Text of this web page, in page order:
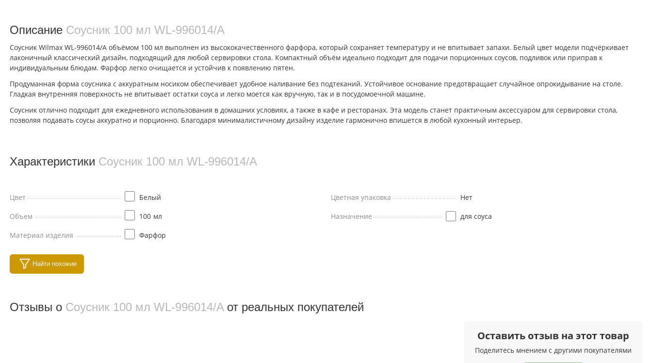
Описание Соусник 100 мл WL‑996014/A
Соусник Wilmax WL‑996014/A объёмом 100 мл выполнен из высококачественного фарфора, который сохраняет температуру и не впитывает запахи. Белый цвет модели подчёркивает
лаконичный классический дизайн, подходящий для любой сервировки стола. Компактный объём идеально подходит для подачи порционных соусов, подливок или приправ к
индивидуальным блюдам. Фарфор легко очищается и устойчив к появлению пятен.
Продуманная форма соусника с аккуратным носиком обеспечивает удобное наливание без подтеканий. Устойчивое основание предотвращает случайное опрокидывание на столе.
Гладкая внутренняя поверхность не впитывает остатки соуса и легко моется как вручную, так и в посудомоечной машине.
Соусник отлично подходит для ежедневного использования в домашних условиях, а также в кафе и ресторанах. Эта модель станет практичным аксессуаром для сервировки стола,
позволяя подавать соусы аккуратно и порционно. Благодаря минималистичному дизайну изделие гармонично впишется в любой кухонный интерьер.
Характеристики Соусник 100 мл WL‑996014/A
Цвет Белый
Объем 100 мл
Материал изделия Фарфор
Цветная упаковка Нет
Назначение для соуса
Найти похожие
Отзывы о Соусник 100 мл WL‑996014/A от реальных покупателeй
Оставить отзыв на этот товар
Поделитесь мнением с другими покупателями